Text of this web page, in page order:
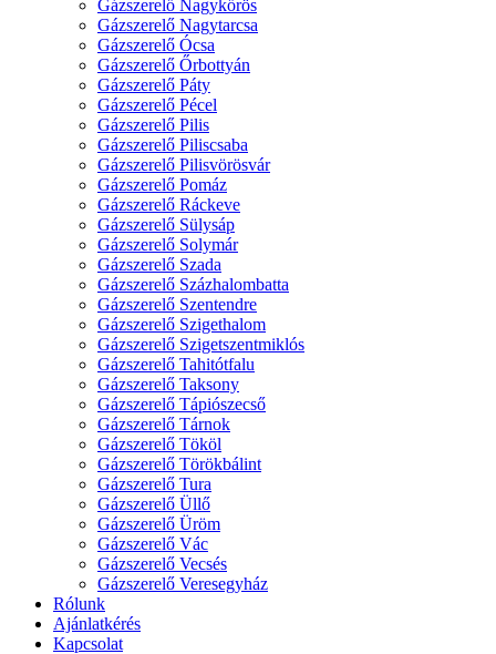
Gázszerelő Nagykőrös
Gázszerelő Nagytarcsa
Gázszerelő Ócsa
Gázszerelő Őrbottyán
Gázszerelő Páty
Gázszerelő Pécel
Gázszerelő Pilis
Gázszerelő Piliscsaba
Gázszerelő Pilisvörösvár
Gázszerelő Pomáz
Gázszerelő Ráckeve
Gázszerelő Sülysáp
Gázszerelő Solymár
Gázszerelő Szada
Gázszerelő Százhalombatta
Gázszerelő Szentendre
Gázszerelő Szigethalom
Gázszerelő Szigetszentmiklós
Gázszerelő Tahitótfalu
Gázszerelő Taksony
Gázszerelő Tápiószecső
Gázszerelő Tárnok
Gázszerelő Tököl
Gázszerelő Törökbálint
Gázszerelő Tura
Gázszerelő Üllő
Gázszerelő Üröm
Gázszerelő Vác
Gázszerelő Vecsés
Gázszerelő Veresegyház
Rólunk
Ajánlatkérés
Kapcsolat